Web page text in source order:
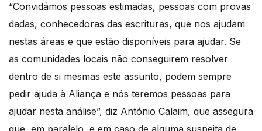
“Convidámos pessoas estimadas, pessoas com provas
dadas, conhecedoras das escrituras, que nos ajudam
nestas áreas e que estão disponíveis para ajudar. Se
as comunidades locais não conseguirem resolver
dentro de si mesmas este assunto, podem sempre
pedir ajuda à Aliança e nós teremos pessoas para
ajudar nesta análise”, diz António Calaim, que assegura